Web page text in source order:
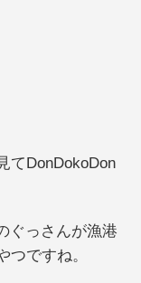
てDonDokoDon
ぐっさんが漁港
つですね。